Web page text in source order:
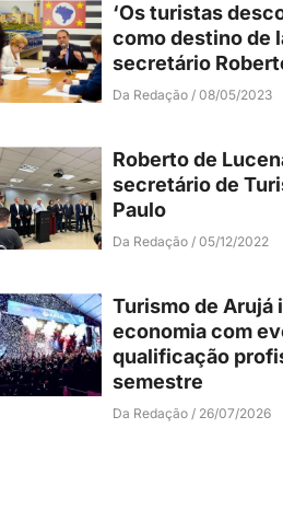
‘Os turistas
como destino de
secretário
Da Redação 08/05/2023
Roberto de
secretário de
Paulo
Da Redação 05/12/2022
Turismo de Arujá
economia com
qualificação
semestre
Da Redação 26/07/2026